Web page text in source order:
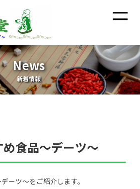
News
新着情報
食品～デーツ～
ーツ～をご紹介します。